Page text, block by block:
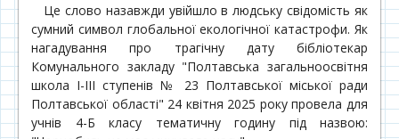
Це слово назавжди увійшло в людську свідомість як
сумний символ глобальної екологічної катастрофи. Як
нагадування про трагічну дату бібліотекар
Комунального закладу "Полтавська загальноосвітня
школа I-III ступенів № 23 Полтавської міської ради
Полтавської області" 24 квітня 2025 року провела для
учнів 4-Б класу тематичну годину під назвою: